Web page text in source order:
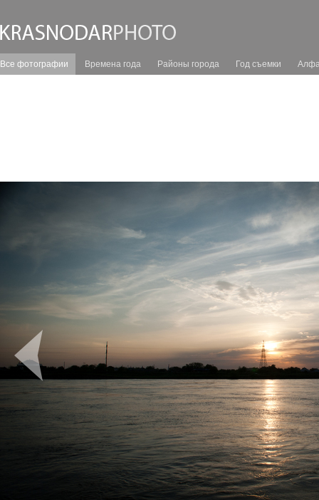
Все фотографии Времена года Районы города Год съемки